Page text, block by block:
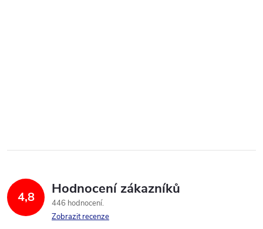
4,8 Hodnocení zákazníků
446 hodnocení
Zobrazit recenze